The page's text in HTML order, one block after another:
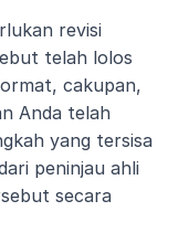
revisi
telah lolos
cakupan,
Anda telah
yang tersisa
peninjau ahli
secara